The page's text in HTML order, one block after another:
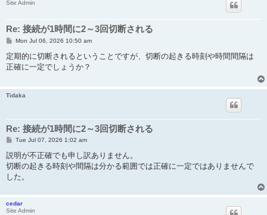
Site Admin
Re: 接続が1時間に2～3回切断される
P
s
t
Mon Jul 06, 2026 10:50 am
定期的に切断されるということですが、切断の起きる時刻や時間間隔は
正確に一定でしょうか？
Tidaka
Re: 接続が1時間に2～3回切断される
P
s
t
Tue Jul 07, 2026 1:02 am
説明が不正確でも申し訳ありません。
切断の起きる時刻や間隔は分かる範囲では正確に一定ではありませんで
した。
cedar
Site Admin